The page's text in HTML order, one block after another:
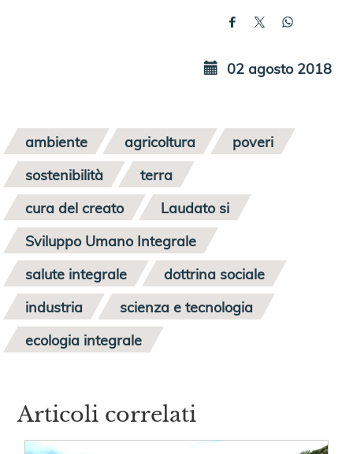
02 agosto 2018
ambiente agricoltura
poveri
sostenibilità
terra
cura del creato
Laudato si
Sviluppo Umano Integrale
salute integrale
dottrina sociale
industria
scienza e tecnologia
ecologia integrale
Articoli correlati